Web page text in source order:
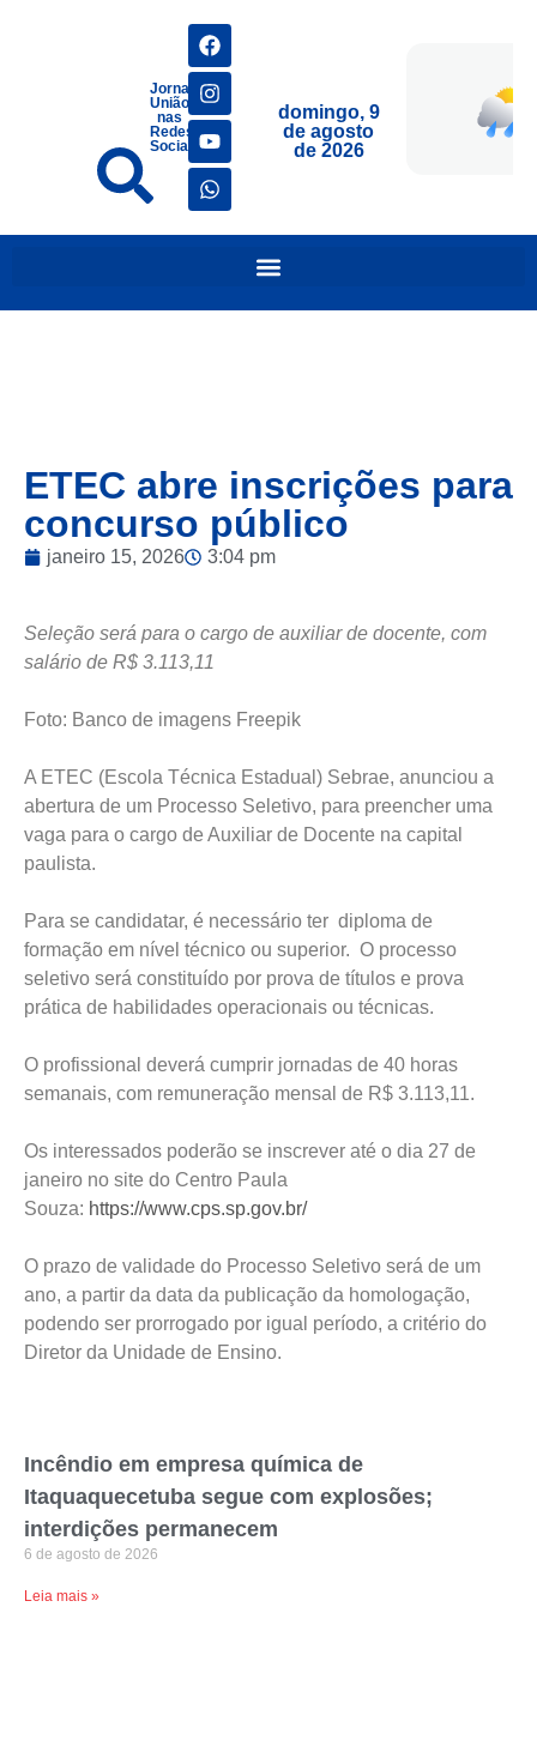
Jornais
União
nas
Redes
Sociais
domingo, 9
de agosto
de 2026
ETEC abre inscrições para
concurso público
janeiro 15, 2026 3:04 pm
Seleção será para o cargo de auxiliar de docente, com
salário de R$ 3.113,11
Foto: Banco de imagens Freepik
A ETEC (Escola Técnica Estadual) Sebrae, anunciou a
abertura de um Processo Seletivo, para preencher uma
vaga para o cargo de Auxiliar de Docente na capital
paulista.
Para se candidatar, é necessário ter diploma de
formação em nível técnico ou superior. O processo
seletivo será constituído por prova de títulos e prova
prática de habilidades operacionais ou técnicas.
O profissional deverá cumprir jornadas de 40 horas
semanais, com remuneração mensal de R$ 3.113,11.
Os interessados poderão se inscrever até o dia 27 de
janeiro no site do Centro Paula
Souza: https://www.cps.sp.gov.br/
O prazo de validade do Processo Seletivo será de um
ano, a partir da data da publicação da homologação,
podendo ser prorrogado por igual período, a critério do
Diretor da Unidade de Ensino.
Incêndio em empresa química de
Itaquaquecetuba segue com explosões;
interdições permanecem
6 de agosto de 2026
Leia mais »